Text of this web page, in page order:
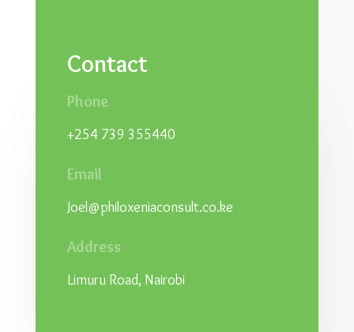
Contact
Phone
+254 739 355440
Email
Joel@philoxeniaconsult.co.ke
Address
Limuru Road, Nairobi